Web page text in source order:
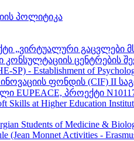
პოლიტიკა
„ვირტუალური გაცვლები
ცენტრების
SP) - Establishment of
ფონდის (CIF) II
EUPEACE, პროექტი
Skills at Higher Education
Students of Medicine &
(Jean Monnet Activities -